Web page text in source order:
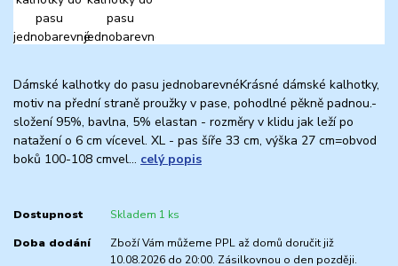
Dámské kalhotky do pasu jednobarevnéKrásné dámské kalhotky,
motiv na přední straně proužky v pase, pohodlné pěkně padnou.-
složení 95%, bavlna, 5% elastan - rozměry v klidu jak leží po
natažení o 6 cm vícevel. XL - pas šíře 33 cm, výška 27 cm=obvod
boků 100-108 cmvel... celý popis
Dostupnost Skladem 1 ks
Doba dodání
Zboží Vám můžeme PPL až domů doručit již
10.08.2026 do 20:00. Zásilkovnou o den později.